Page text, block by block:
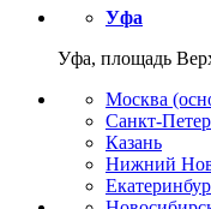
Уфа
Уфа, площадь
Москва
Санкт-
Казань
Нижний